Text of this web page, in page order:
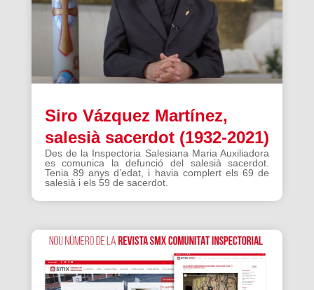
Siro Vázquez Martínez,
salesià sacerdot (1932-2021)
Des de la Inspectoria Salesiana Maria Auxiliadora
es comunica la defunció del salesià sacerdot.
Tenia 89 anys d’edat, i havia complert els 69 de
salesià i els 59 de sacerdot.